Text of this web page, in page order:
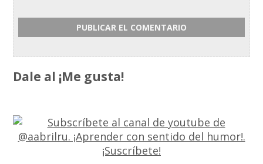
Dale al ¡Me gusta!